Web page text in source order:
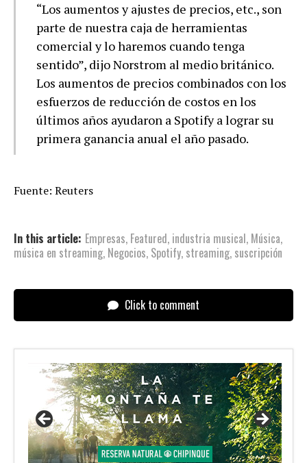
“Los aumentos y ajustes de precios, etc., son
parte de nuestra caja de herramientas
comercial y lo haremos cuando tenga
sentido”, dijo Norstrom al medio británico.
Los aumentos de precios combinados con los
esfuerzos de reducción de costos en los
últimos años ayudaron a Spotify a lograr su
primera ganancia anual el año pasado.
Fuente: Reuters
In this article: Empresas, Featured, industria musical, Música,
música en streaming, Negocios, Spotify, streaming, suscripción
Click to comment